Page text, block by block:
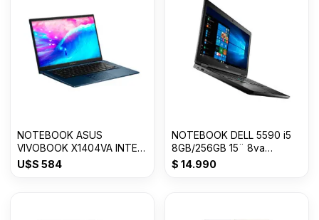
NOTEBOOK ASUS
VIVOBOOK X1404VA INTEL
CORE i3 8GB/128GB SSD
U$S 584
NOTEBOOK DELL 5590 i5
8GB/256GB 15¨ 8va
GENERACION
$ 14.990